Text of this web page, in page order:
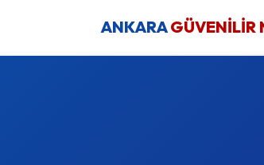
ANKARAGÜVENİLİR